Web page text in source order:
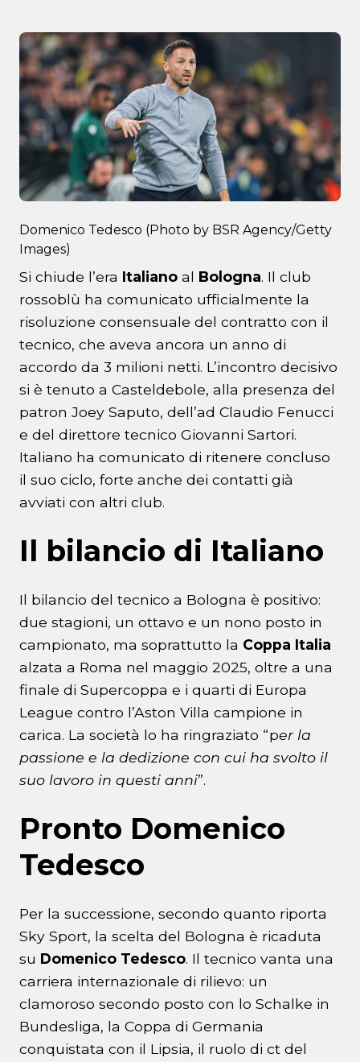
Domenico Tedesco (Photo by BSR Agency/Getty
Images)
Si chiude l’era Italiano al Bologna. Il club
rossoblù ha comunicato ufficialmente la
risoluzione consensuale del contratto con il
tecnico, che aveva ancora un anno di
accordo da 3 milioni netti. L’incontro decisivo
si è tenuto a Casteldebole, alla presenza del
patron Joey Saputo, dell’ad Claudio Fenucci
e del direttore tecnico Giovanni Sartori.
Italiano ha comunicato di ritenere concluso
il suo ciclo, forte anche dei contatti già
avviati con altri club.
Il bilancio di Italiano
Il bilancio del tecnico a Bologna è positivo:
due stagioni, un ottavo e un nono posto in
campionato, ma soprattutto la Coppa Italia
alzata a Roma nel maggio 2025, oltre a una
finale di Supercoppa e i quarti di Europa
League contro l’Aston Villa campione in
carica. La società lo ha ringraziato “per la
passione e la dedizione con cui ha svolto il
suo lavoro in questi anni”.
Pronto Domenico
Tedesco
Per la successione, secondo quanto riporta
Sky Sport, la scelta del Bologna è ricaduta
su Domenico Tedesco. Il tecnico vanta una
carriera internazionale di rilievo: un
clamoroso secondo posto con lo Schalke in
Bundesliga, la Coppa di Germania
conquistata con il Lipsia, il ruolo di ct del